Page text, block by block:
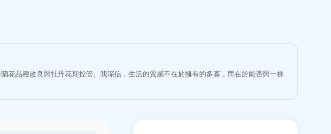
花品種改良與牡丹花期控管。我深信，生活的質感不在於擁有的多寡，而在於能否與一株